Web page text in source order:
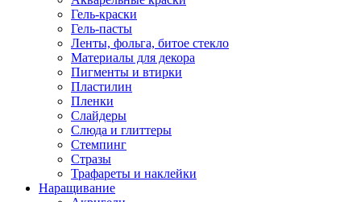
Гель-краски
Гель-пасты
Ленты, фольга, битое стекло
Материалы для декора
Пигменты и втирки
Пластилин
Пленки
Слайдеры
Слюда и глиттеры
Стемпинг
Стразы
Трафареты и наклейки
Наращивание